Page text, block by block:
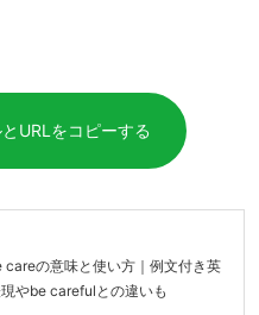
URLをコピーする
careの意味と使い方｜例文付き英
やbe carefulとの違いも